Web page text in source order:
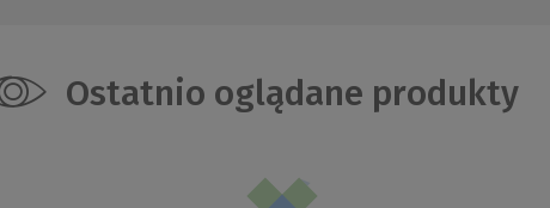
Ostatnio oglądane produkty